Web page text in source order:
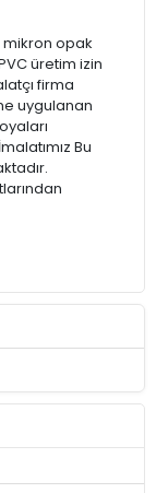
mikron opak
üretim izin
firma
uygulanan
Bu